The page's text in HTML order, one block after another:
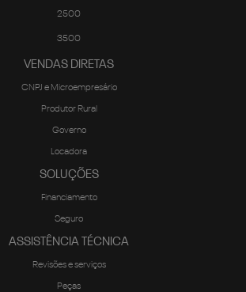
2500
3500
VENDAS DIRETAS
CNPJ e Microempresário
Produtor Rural
Governo
Locadora
SOLUÇÕES
Financiamento
Seguro
ASSISTÊNCIA TÉCNICA
Revisões e serviços
Peças